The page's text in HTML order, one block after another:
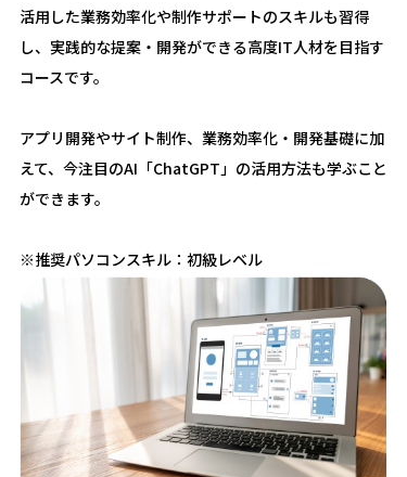
活用した業務効率化や制作サポートのスキルも習得
し、実践的な提案・開発ができる高度IT人材を目指す
コースです。
アプリ開発やサイト制作、業務効率化・開発基礎に加
えて、今注目のAI「ChatGPT」の活用方法も学ぶこと
ができます。
※推奨パソコンスキル：初級レベル